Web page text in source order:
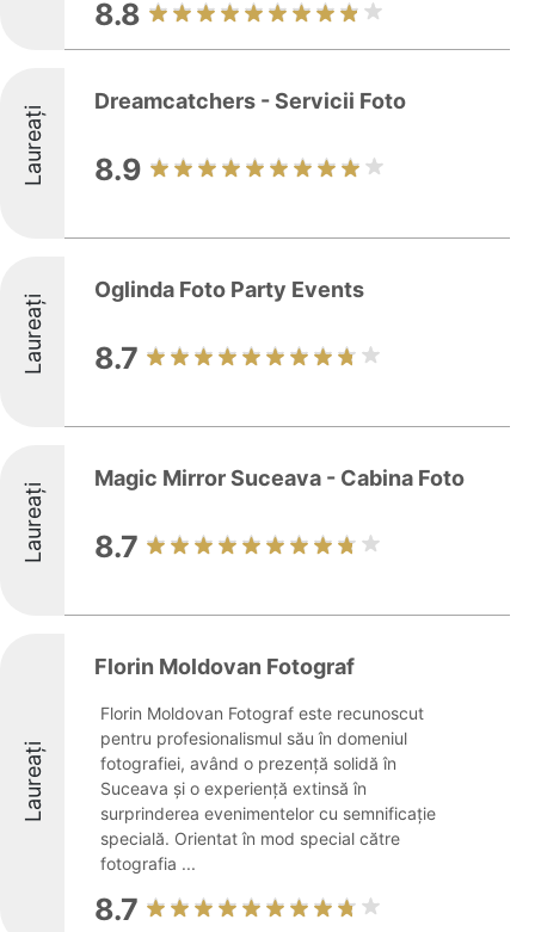
8.8
Laureați
Dreamcatchers - Servicii Foto
8.9
Laureați
Oglinda Foto Party Events
8.7
Laureați
Magic Mirror Suceava - Cabina Foto
8.7
Laureați
Florin Moldovan Fotograf
Florin Moldovan Fotograf este recunoscut
pentru profesionalismul său în domeniul
fotografiei, având o prezență solidă în
Suceava și o experiență extinsă în
surprinderea evenimentelor cu semnificație
specială. Orientat în mod special către
fotografia ...
8.7